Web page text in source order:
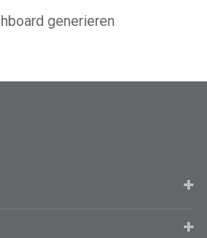
generieren